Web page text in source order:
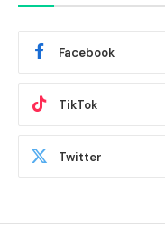
Facebook
TikTok
Twitter